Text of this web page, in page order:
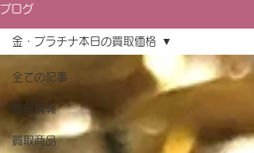
ブログ
全ての記事
最新情報
買取商品
金・プラチナ本日の買取価格